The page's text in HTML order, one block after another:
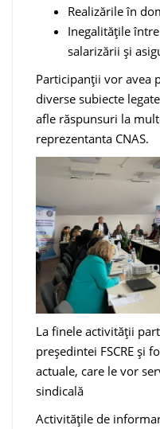
Realizările în
Inegalitățile
salarizării și
Participanții vor avea
diverse subiecte
afle răspunsuri la
reprezentanta CNAS.
La finele activității
președintei FSCRE și
actuale, care le vor
sindicală
Activitățile de